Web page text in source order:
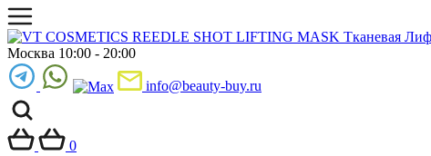
Москва 10:00 - 20:00
info@beauty-buy.ru
0